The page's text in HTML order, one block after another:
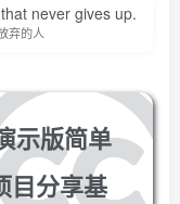
never gives up.
弃的人
示版简单
目分享基